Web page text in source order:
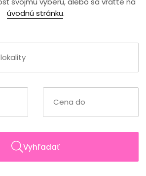
úvodnú stránku.
Vyhľadať